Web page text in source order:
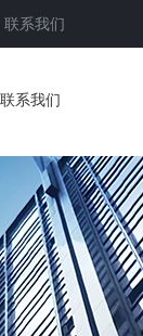
联系我们
联系我们